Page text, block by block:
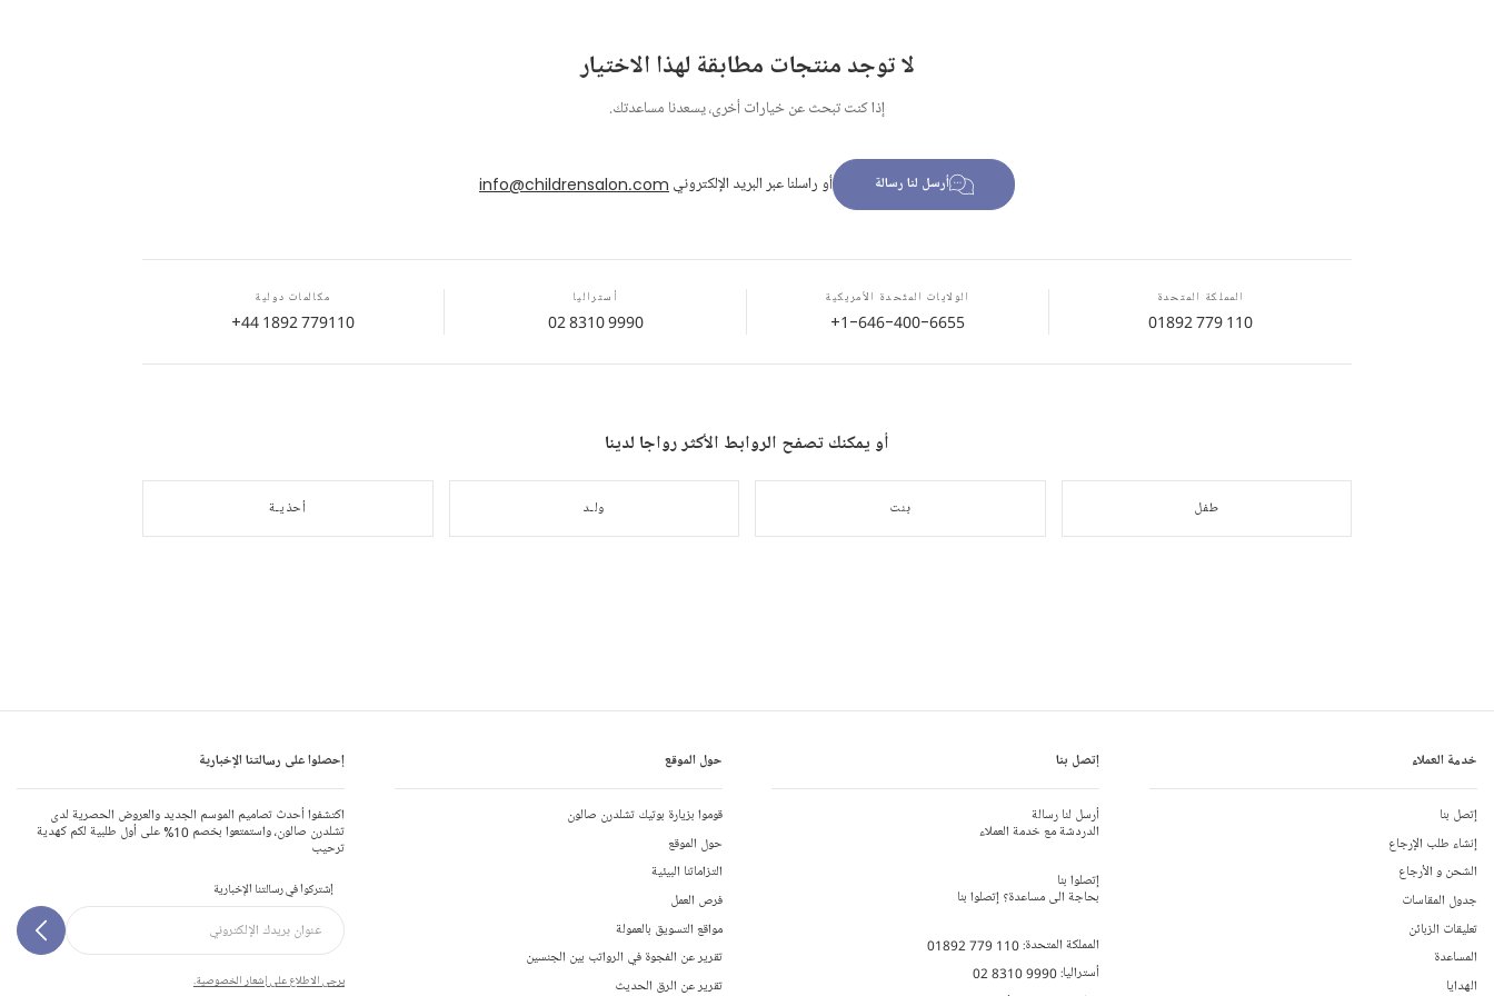
لا توجد منتجات مطابقة لهذا الاختيار
إذا كنت تبحث عن خيارات أخرى، يسعدنا مساعدتك.
أرسل لنا رسالة أو راسلنا عبر البريد الإلكتروني info@childrensalon.com
المملكة المتحدة
01892 779 110
الولايات المتّحدة الأمريكية
+1-646-400-6655
أستراليا
02 8310 9990
مكالمات دولية
+44 1892 779110
أو يمكنك تصفح الروابط الأكثر رواجا لدينا
طفل بنت ولـد أحذيـة
خدمة العملاء
إتصل بنا
إنشاء طلب الإرجاع
الشحن و الأرجاع
جدول المقاسات
تعليقات الزبائن
المساعدة
الهدايا
إتصل بنا
أرسل لنا رسالة
الدردشة مع خدمة العملاء
إتصلوا بنا
بحاجة الى مساعدة؟ إتصلوا بنا
المملكة المتحدة:01892 779 110
أستراليا:02 8310 9990
حول الموقع
قوموا بزيارة بوتيك تشلدرن صالون
حول الموقع
التزاماتنا البيئية
فرص العمل
مواقع التسويق بالعمولة
تقرير عن الفجوة في الرواتب بين الجنسين
تقرير عن الرق الحديث
إحصلوا على رسالتنا الإخبارية
اكتشفوا أحدث تصاميم الموسم الجديد والعروض الحصرية لدى
تشلدرن صالون، واستمتعوا بخصم 10% على أول طلبية لكم كهدية
ترحيب
إشتركوا في رسالتنا الإخبارية
يرجى الاطلاع على إشعار الخصوصية.